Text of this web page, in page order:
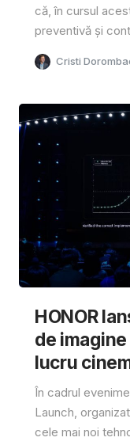
că, în cursul
preventivă și
Cristi
HONOR
de
lucru
În cadrul
Launch,
cele mai noi